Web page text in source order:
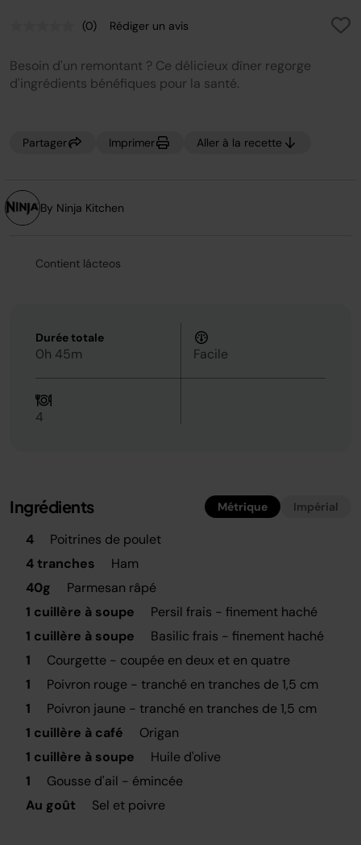
Aucune
notation.
Lien
page.
(0) Rédiger un avis
Besoin d'un remontant ? Ce délicieux dîner regorge
d'ingrédients bénéfiques pour la santé.
Partager Imprimer Aller à la recette
By Ninja Kitchen
Contient lácteos
Durée totale
0h 45m Facile
4
Ingrédients Métrique Impérial
4
Poitrines de poulet
4 tranches
Ham
40g
Parmesan râpé
1 cuillère à soupe
Persil frais - finement haché
1 cuillère à soupe
Basilic frais - finement haché
1
Courgette - coupée en deux et en quatre
1
Poivron rouge - tranché en tranches de 1,5 cm
1
Poivron jaune - tranché en tranches de 1,5 cm
1 cuillère à café
Origan
1 cuillère à soupe
Huile d'olive
1
Gousse d'ail - émincée
Au goût
Sel et poivre